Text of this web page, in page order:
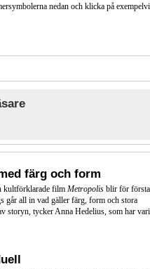
nedan och klicka på
färg och form
kultförklarade film Metropolis blir för första
går all in vad gäller färg, form och stora
storyn, tycker Anna Hedelius, som har